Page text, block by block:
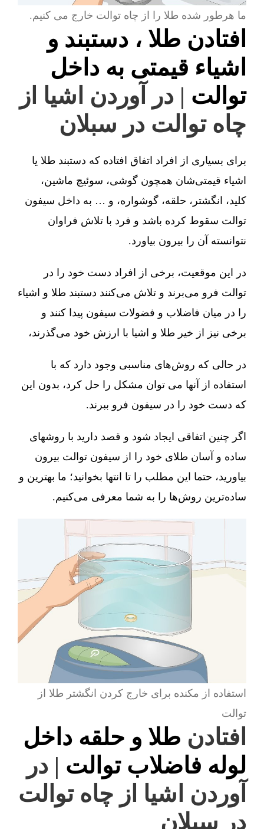
ما هرطور شده طلا را از چاه توالت خارج می کنیم.
افتادن طلا ، دستبند و
اشیاء قیمتی به داخل
توالت | در آوردن اشیا از
چاه توالت در سبلان
برای بسیاری از افراد اتفاق افتاده که دستبند طلا یا
اشیاء قیمتی‌شان همچون گوشی، سوئیچ ماشین،
کلید، انگشتر، حلقه، گوشواره، و … به داخل سیفون
توالت سقوط کرده باشد و فرد با تلاش فراوان
نتوانسته آن را بیرون بیاورد.
در این موقعیت، برخی از افراد دست خود را در
توالت فرو می‌برند و تلاش می‌کنند دستبند طلا و اشیاء
را در میان فاضلاب و فضولات سیفون پیدا کنند و
برخی نیز از خیر طلا و اشیا با ارزش خود می‌گذرند،
در حالی که روش‌های مناسبی وجود دارد که با
استفاده از آنها می توان مشکل را حل کرد، بدون این
که دست خود را در سیفون فرو ببرند.
اگر چنین اتفاقی ایجاد شود و قصد دارید با روشهای
ساده و آسان طلای خود را از سیفون توالت بیرون
بیاورید، حتما این مطلب را تا انتها بخوانید؛ ما بهترین و
ساده‌ترین روش‌ها را به شما معرفی می‌کنیم.
استفاده از مکنده برای خارج کردن انگشتر طلا از
توالت
افتادن طلا و حلقه داخل
لوله فاضلاب توالت | در
آوردن اشیا از چاه توالت
در سبلان